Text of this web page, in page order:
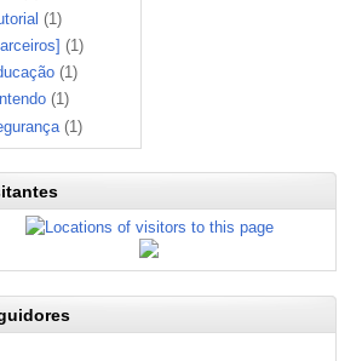
(1)
(1)
(1)
(1)
(1)